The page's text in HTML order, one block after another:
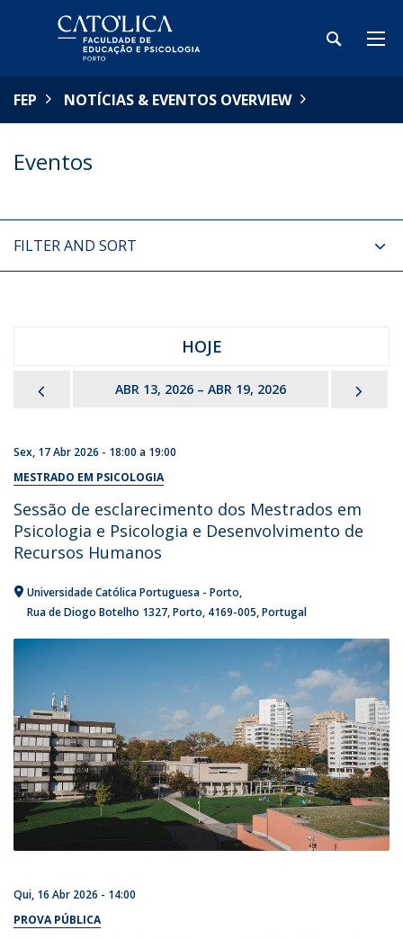
FEP NOTÍCIAS & EVENTOS OVERVIEW
Eventos
FILTER AND SORT
HOJE
PREVIOUSABR 13, 2026 – ABR 19, 2026
Sex, 17 Abr 2026 - 18:00 a 19:00
MESTRADO EM PSICOLOGIA
Sessão de esclarecimento dos Mestrados em
Psicologia e Psicologia e Desenvolvimento de
Recursos Humanos
Universidade Católica Portuguesa - Porto
Rua de Diogo Botelho 1327 Porto 4169-005 Portugal
Qui, 16 Abr 2026 - 14:00
PROVA PÚBLICA